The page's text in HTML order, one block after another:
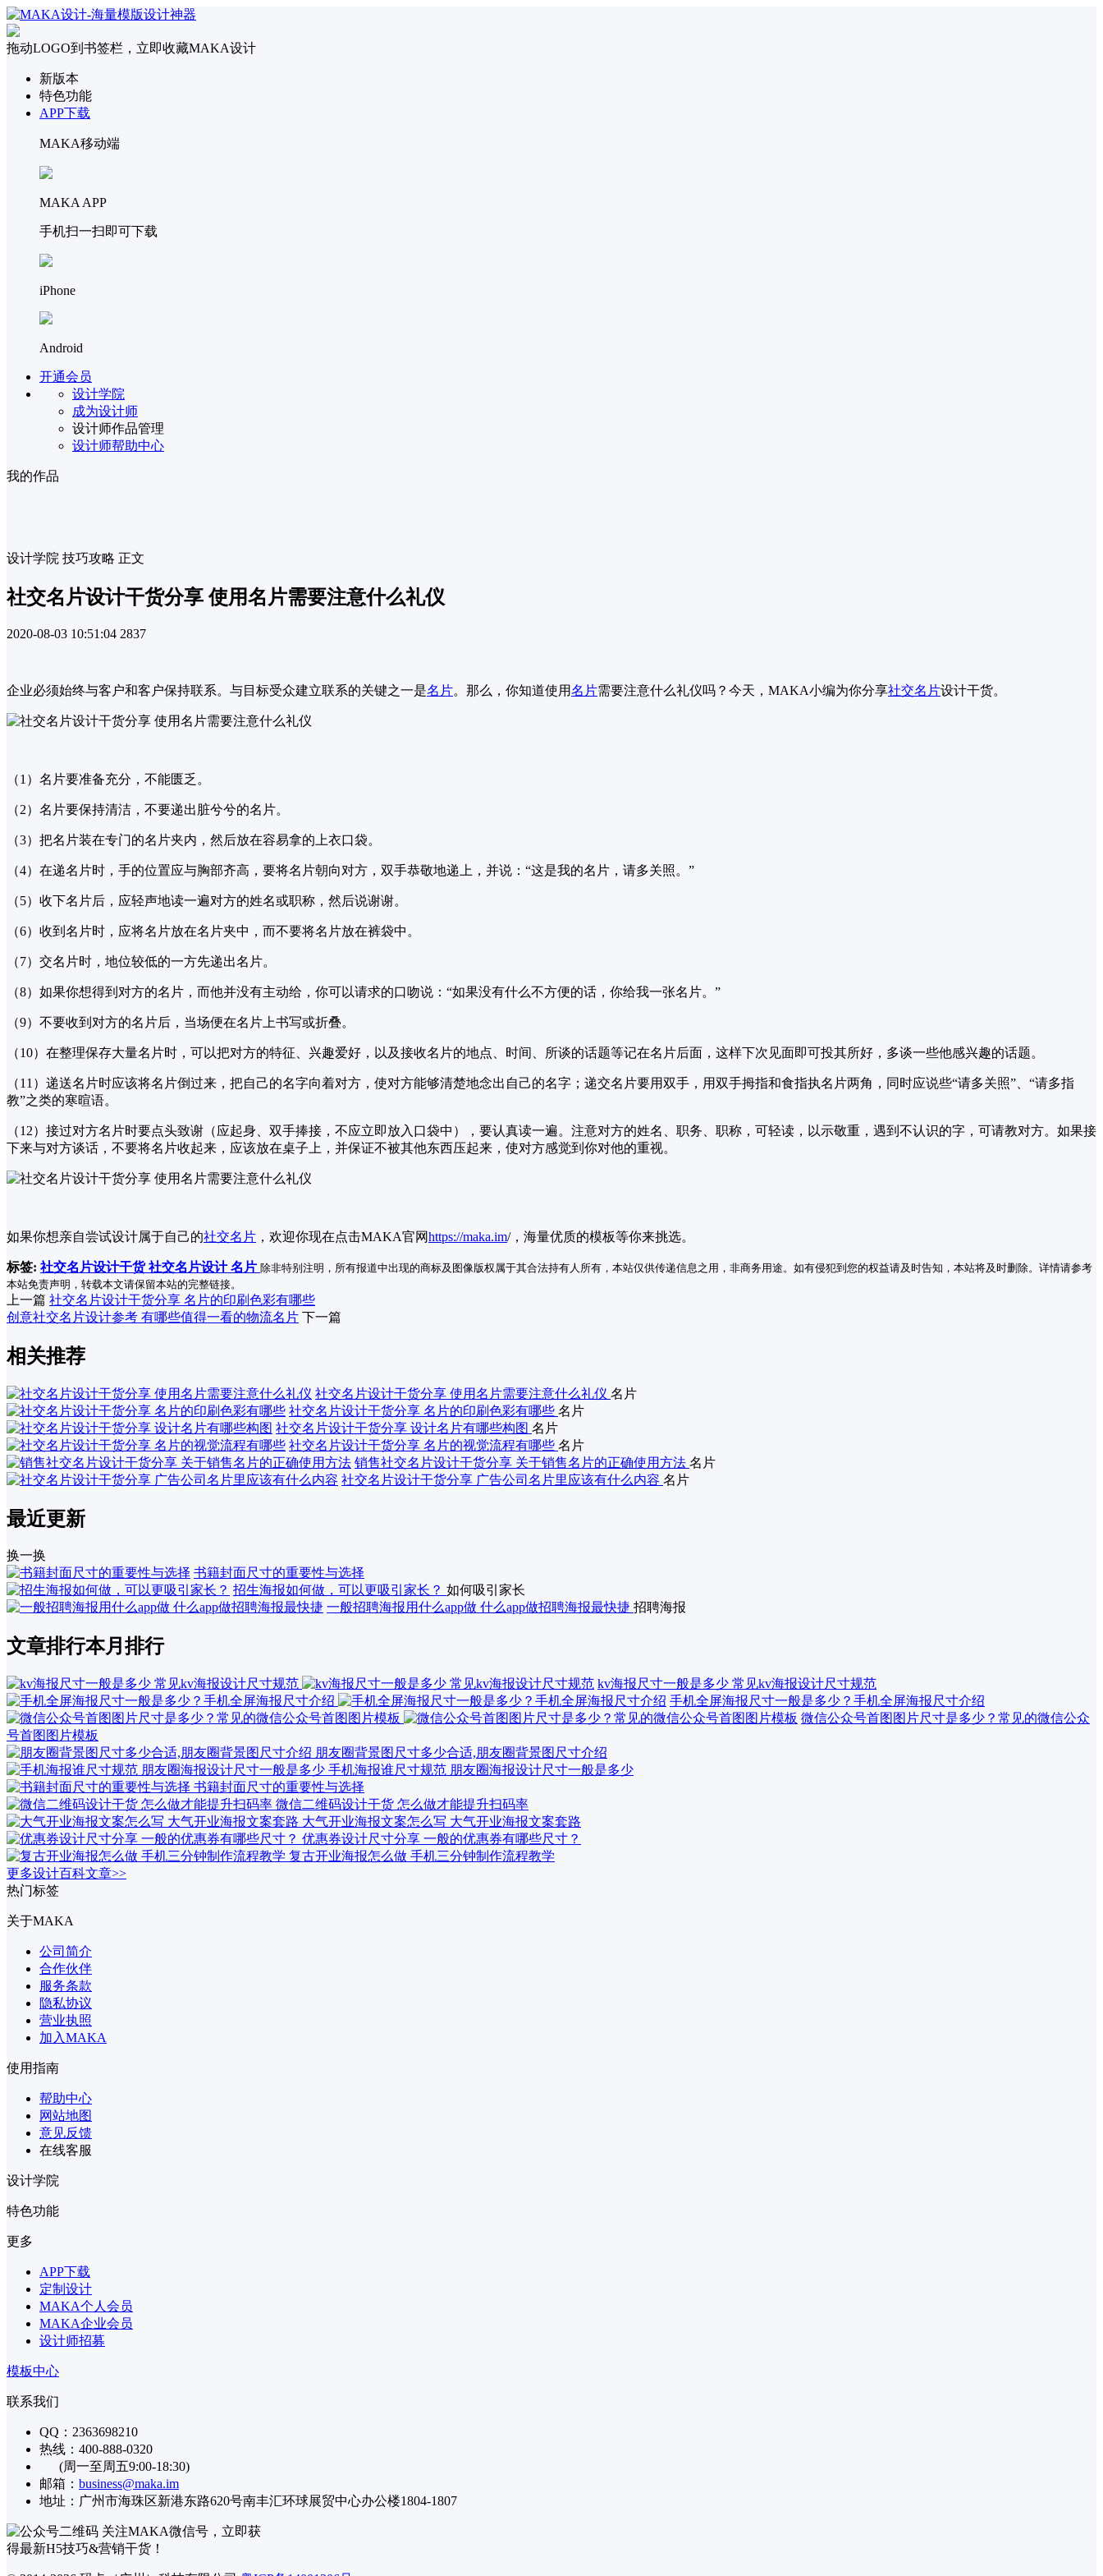
拖动LOGO到书签栏，立即收藏MAKA设计
新版本
特色功能
APP下载
MAKA移动端
MAKA APP
手机扫一扫即可下载
iPhone
Android
开通会员
设计学院
成为设计师
设计师作品管理
设计师帮助中心
我的作品
设计学院 技巧攻略 正文
社交名片设计干货分享 使用名片需要注意什么礼仪
2020-08-03 10:51:04 2837
企业必须始终与客户和客户保持联系。与目标受众建立联系的关键之一是名片。那么，你知道使用名片需要注意什么礼仪吗？今天，MAKA小编为你分享社交名片设计干货。
（1）名片要准备充分，不能匮乏。
（2）名片要保持清洁，不要递出脏兮兮的名片。
（3）把名片装在专门的名片夹内，然后放在容易拿的上衣口袋。
（4）在递名片时，手的位置应与胸部齐高，要将名片朝向对方，双手恭敬地递上，并说：“这是我的名片，请多关照。”
（5）收下名片后，应轻声地读一遍对方的姓名或职称，然后说谢谢。
（6）收到名片时，应将名片放在名片夹中，而不要将名片放在裤袋中。
（7）交名片时，地位较低的一方先递出名片。
（8）如果你想得到对方的名片，而他并没有主动给，你可以请求的口吻说：“如果没有什么不方便的话，你给我一张名片。”
（9）不要收到对方的名片后，当场便在名片上书写或折叠。
（10）在整理保存大量名片时，可以把对方的特征、兴趣爱好，以及接收名片的地点、时间、所谈的话题等记在名片后面，这样下次见面即可投其所好，多谈一些他感兴趣的话题。
（11）递送名片时应该将名片倒过来，把自己的名字向着对方，使对方能够清楚地念出自己的名字；递交名片要用双手，用双手拇指和食指执名片两角，同时应说些“请多关照”、“请多指
教”之类的寒暄语。
（12）接过对方名片时要点头致谢（应起身、双手捧接，不应立即放入口袋中），要认真读一遍。注意对方的姓名、职务、职称，可轻读，以示敬重，遇到不认识的字，可请教对方。如果接
下来与对方谈话，不要将名片收起来，应该放在桌子上，并保证不被其他东西压起来，使对方感觉到你对他的重视。
如果你想亲自尝试设计属于自己的社交名片 ，欢迎你现在点击MAKA官网https://maka.im/，海量优质的模板等你来挑选。
标签: 社交名片设计干货社交名片设计名片 除非特别注明，所有报道中出现的商标及图像版权属于其合法持有人所有，本站仅供传递信息之用，非商务用途。如有侵犯到您的权益请及时告知，本站将及时删除。详情请参考
本站免责声明，转载本文请保留本站的完整链接。
上一篇 社交名片设计干货分享 名片的印刷色彩有哪些
创意社交名片设计参考 有哪些值得一看的物流名片 下一篇
相关推荐
社交名片设计干货分享 使用名片需要注意什么礼仪 名片
社交名片设计干货分享 名片的印刷色彩有哪些 名片
社交名片设计干货分享 设计名片有哪些构图 名片
社交名片设计干货分享 名片的视觉流程有哪些 名片
销售社交名片设计干货分享 关于销售名片的正确使用方法 名片
社交名片设计干货分享 广告公司名片里应该有什么内容 名片
最近更新
换一换
书籍封面尺寸的重要性与选择
招生海报如何做，可以更吸引家长？ 如何吸引家长
一般招聘海报用什么app做 什么app做招聘海报最快捷 招聘海报
文章排行本月排行
kv海报尺寸一般是多少 常见kv海报设计尺寸规范
手机全屏海报尺寸一般是多少？手机全屏海报尺寸介绍
微信公众号首图图片尺寸是多少？常见的微信公众
号首图图片模板
朋友圈背景图尺寸多少合适,朋友圈背景图尺寸介绍
手机海报谁尺寸规范 朋友圈海报设计尺寸一般是多少
书籍封面尺寸的重要性与选择
微信二维码设计干货 怎么做才能提升扫码率
大气开业海报文案怎么写 大气开业海报文案套路
优惠券设计尺寸分享 一般的优惠券有哪些尺寸？
复古开业海报怎么做 手机三分钟制作流程教学
更多设计百科文章>>
热门标签
关于MAKA
公司简介
合作伙伴
服务条款
隐私协议
营业执照
加入MAKA
使用指南
帮助中心
网站地图
意见反馈
在线客服
设计学院
特色功能
更多
APP下载
定制设计
MAKA个人会员
MAKA企业会员
设计师招募
模板中心
联系我们
QQ：2363698210
热线：400-888-0320
(周一至周五9:00-18:30)
邮箱： business@maka.im
地址：广州市海珠区新港东路620号南丰汇环球展贸中心办公楼1804-1807
关注MAKA微信号，立即获
得最新H5技巧&营销干货！